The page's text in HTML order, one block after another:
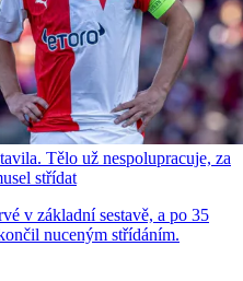
Tělo už nespolupracuje, za
střídat
v základní sestavě, a po 35
nuceným střídáním.